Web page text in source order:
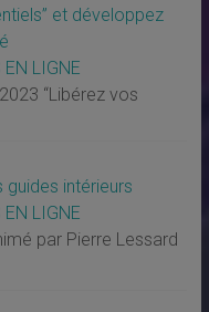
et développez
LIGNE
“Libérez vos
guides intérieurs
LIGNE
par Pierre Lessard